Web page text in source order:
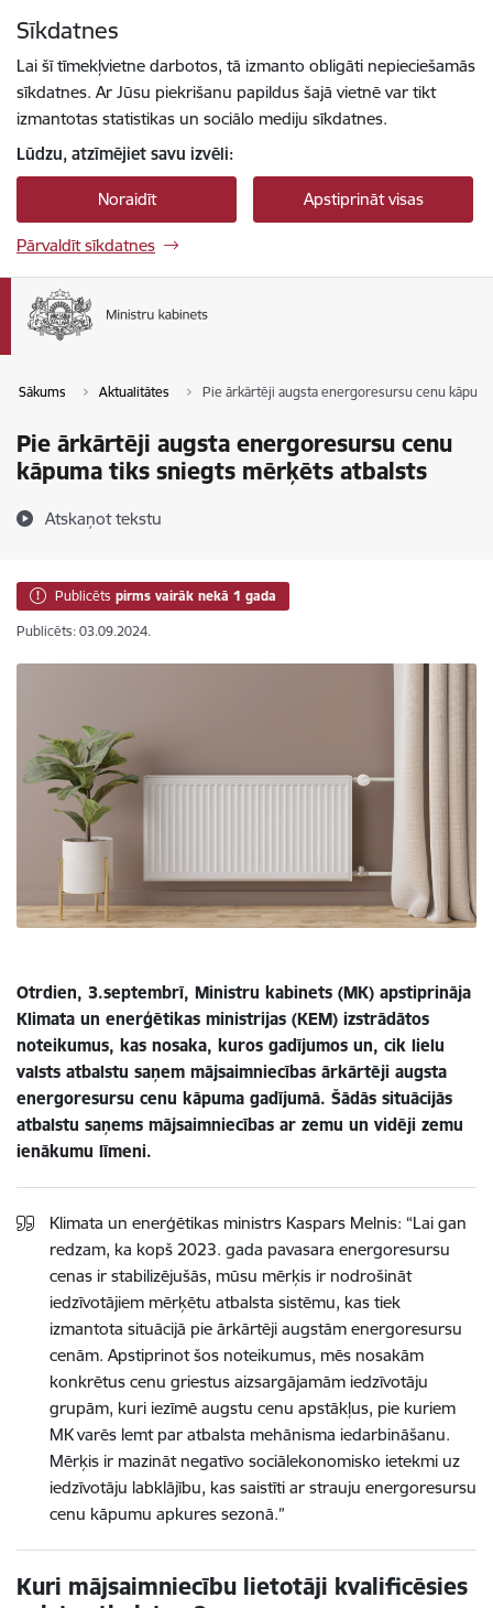
Sīkdatnes
Lai šī tīmekļvietne darbotos, tā izmanto obligāti nepieciešamās
sīkdatnes. Ar Jūsu piekrišanu papildus šajā vietnē var tikt
izmantotas statistikas un sociālo mediju sīkdatnes.
Lūdzu, atzīmējiet savu izvēli:
Noraidīt Apstiprināt visas
Pārvaldīt sīkdatnes
Sākums Aktualitātes Pie ārkārtēji augsta energoresursu cenu
Pie ārkārtēji augsta energoresursu cenu
kāpuma tiks sniegts mērķēts atbalsts
Atskaņot tekstu
Publicēts pirms vairāk nekā 1 gada
Publicēts: 03.09.2024.
Otrdien, 3.septembrī, Ministru kabinets (MK) apstiprināja
Klimata un enerģētikas ministrijas (KEM) izstrādātos
noteikumus, kas nosaka, kuros gadījumos un, cik lielu
valsts atbalstu saņem mājsaimniecības ārkārtēji augsta
energoresursu cenu kāpuma gadījumā. Šādās situācijās
atbalstu saņems mājsaimniecības ar zemu un vidēji zemu
ienākumu līmeni.
Klimata un enerģētikas ministrs Kaspars Melnis: “Lai gan
redzam, ka kopš 2023. gada pavasara energoresursu
cenas ir stabilizējušās, mūsu mērķis ir nodrošināt
iedzīvotājiem mērķētu atbalsta sistēmu, kas tiek
izmantota situācijā pie ārkārtēji augstām energoresursu
cenām. Apstiprinot šos noteikumus, mēs nosakām
konkrētus cenu griestus aizsargājamām iedzīvotāju
grupām, kuri iezīmē augstu cenu apstākļus, pie kuriem
MK varēs lemt par atbalsta mehānisma iedarbināšanu.
Mērķis ir mazināt negatīvo sociālekonomisko ietekmi uz
iedzīvotāju labklājību, kas saistīti ar strauju energoresursu
cenu kāpumu apkures sezonā.”
Kuri mājsaimniecību lietotāji kvalificēsies